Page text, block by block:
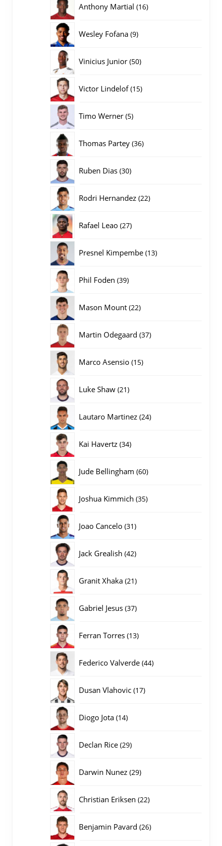
Anthony Martial 1616
Wesley Fofana 99
Vinicius Junior 5050
Victor Lindelof 1515
Timo Werner 55
Thomas Partey 3636
Ruben Dias 3030
Rodri Hernandez 2222
Rafael Leao 2727
Presnel Kimpembe 1313
Phil Foden 3939
Mason Mount 2222
Martin Odegaard 3737
Marco Asensio 1515
Luke Shaw 2121
Lautaro Martinez 2424
Kai Havertz 3434
Jude Bellingham 6060
Joshua Kimmich 3535
Joao Cancelo 3131
Jack Grealish 4242
Granit Xhaka 2121
Gabriel Jesus 3737
Ferran Torres 1313
Federico Valverde 4444
Dusan Vlahovic 1717
Diogo Jota 1414
Declan Rice 2929
Darwin Nunez 2929
Christian Eriksen 2222
Benjamin Pavard 2626